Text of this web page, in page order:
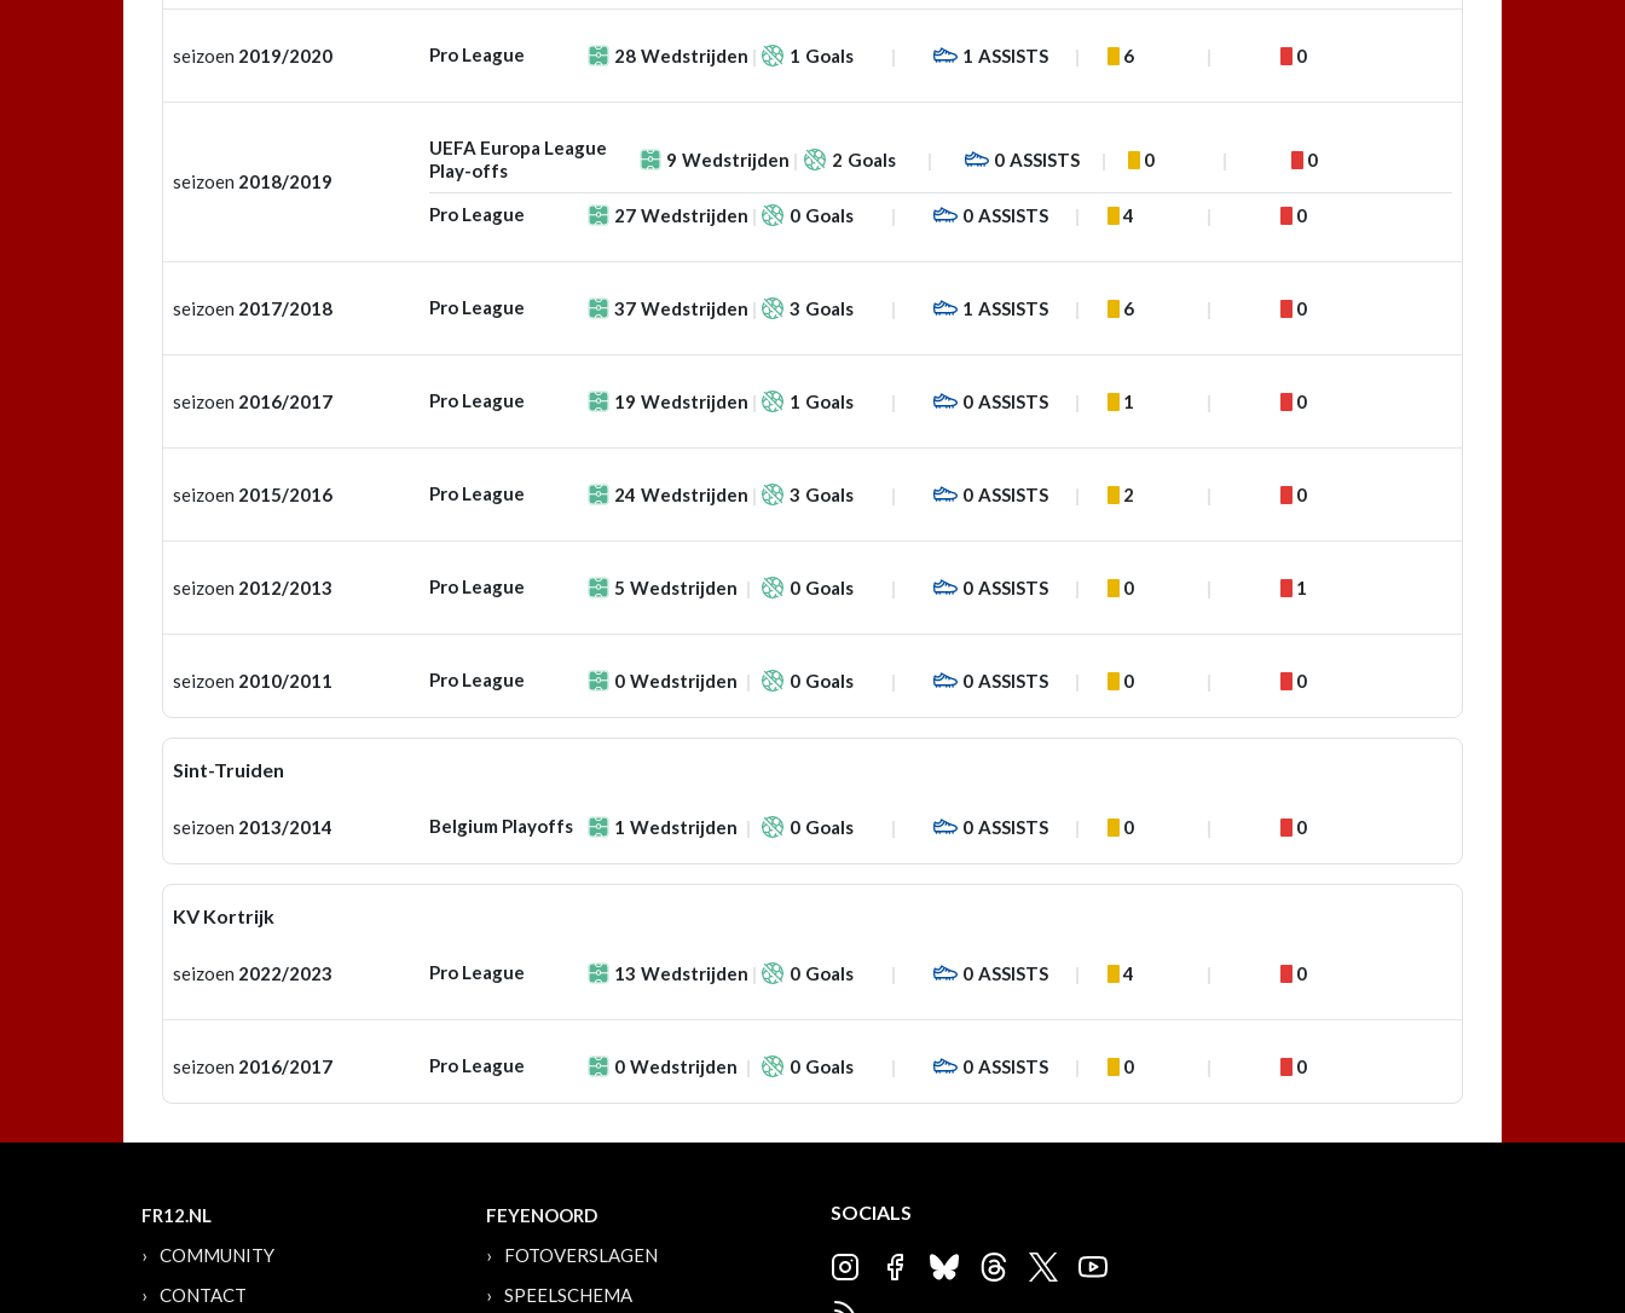
seizoen 2019/2020 Pro League 28 Wedstrijden 1 Goals 1 ASSISTS 6 0
seizoen 2018/2019
UEFA Europa League
Play-offs
9 Wedstrijden 2 Goals 0 ASSISTS 0 0
Pro League 27 Wedstrijden 0 Goals 0 ASSISTS 4 0
seizoen 2017/2018 Pro League 37 Wedstrijden 3 Goals 1 ASSISTS 6 0
seizoen 2016/2017 Pro League 19 Wedstrijden 1 Goals 0 ASSISTS 1 0
seizoen 2015/2016 Pro League 24 Wedstrijden 3 Goals 0 ASSISTS 2 0
seizoen 2012/2013 Pro League 5 Wedstrijden 0 Goals 0 ASSISTS 0 1
seizoen 2010/2011 Pro League 0 Wedstrijden 0 Goals 0 ASSISTS 0 0
Sint-Truiden
seizoen 2013/2014 Belgium Playoffs 1 Wedstrijden 0 Goals 0 ASSISTS 0 0
KV Kortrijk
seizoen 2022/2023 Pro League 13 Wedstrijden 0 Goals 0 ASSISTS 4 0
seizoen 2016/2017 Pro League 0 Wedstrijden 0 Goals 0 ASSISTS 0 0
FR12.NL
COMMUNITY
CONTACT
FEYENOORD
FOTOVERSLAGEN
SPEELSCHEMA
SOCIALS